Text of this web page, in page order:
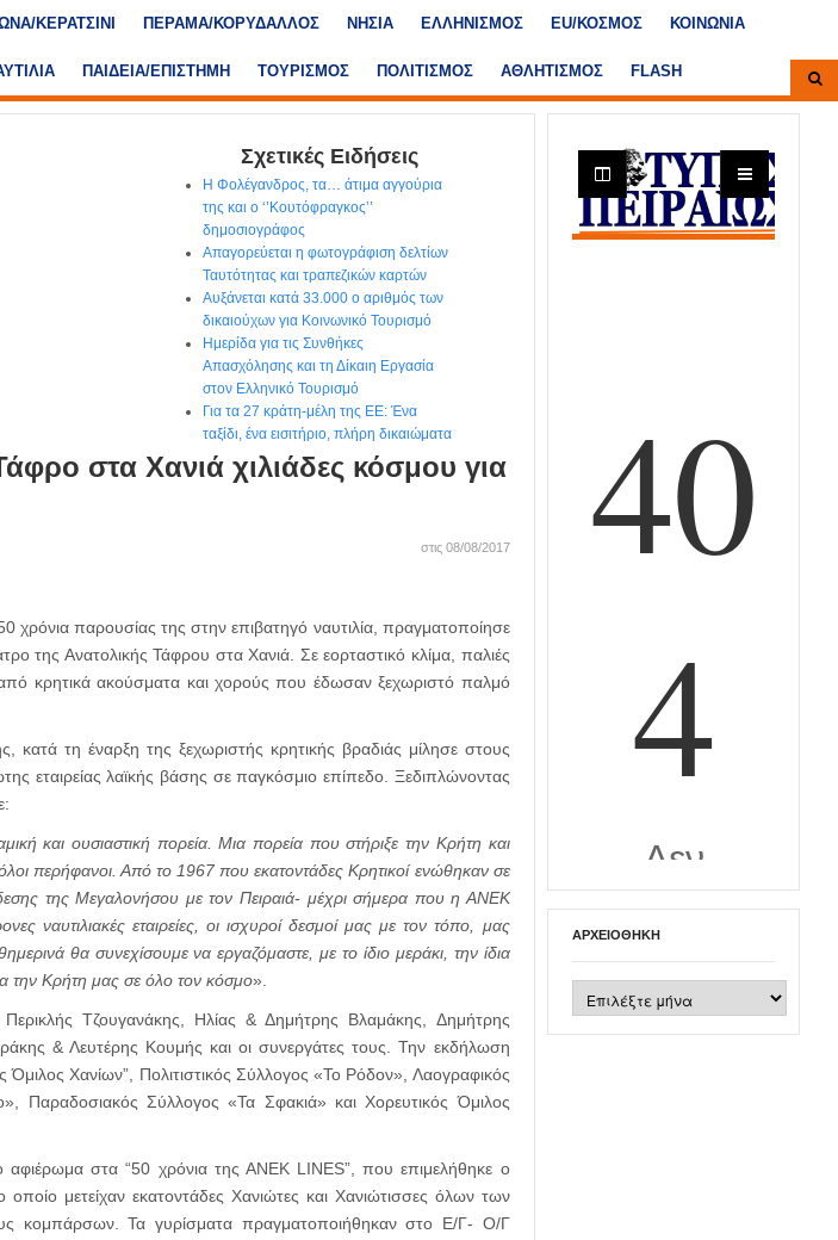
ΚΕΡΑΤΣΙΝΙ ΠΕΡΑΜΑ/ΚΟΡΥΔΑΛΛΟΣ ΝΗΣΙΑ ΕΛΛΗΝΙΣΜΟΣ ΕU/ΚΟΣΜΟΣ ΚΟΙΝΩΝΙΑ
ΠΑΙΔΕΙΑ/ΕΠΙΣΤΗΜΗ ΤΟΥΡΙΣΜΟΣ ΠΟΛΙΤΙΣΜΟΣ ΑΘΛΗΤΙΣΜΟΣ FLASH
Σχετικές Ειδήσεις
Η Φολέγανδρος, τα… άτιμα αγγούρια
της και ο ‘’Κουτόφραγκος’’
δημοσιογράφος
Απαγορεύεται η φωτογράφιση δελτίων
Ταυτότητας και τραπεζικών καρτών
Αυξάνεται κατά 33.000 ο αριθμός των
δικαιούχων για Κοινωνικό Τουρισμό
Ημερίδα για τις Συνθήκες
Απασχόλησης και τη Δίκαιη Εργασία
στον Ελληνικό Τουρισμό
Για τα 27 κράτη-μέλη της ΕΕ: Ένα
ταξίδι, ένα εισιτήριο, πλήρη δικαιώματα
στα Χανιά χιλιάδες κόσμου για
στις 08/08/2017
παρουσίας της στην επιβατηγό ναυτιλία, πραγματοποίησε
της Ανατολικής Τάφρου στα Χανιά. Σε εορταστικό κλίμα, παλιές
από κρητικά ακούσματα και χορούς που έδωσαν ξεχωριστό παλμό
τη έναρξη της ξεχωριστής κρητικής βραδιάς μίλησε στους
εταιρείας λαϊκής βάσης σε παγκόσμιο επίπεδο. Ξεδιπλώνοντας
και ουσιαστική πορεία. Μια πορεία που στήριξε την Κρήτη και
περήφανοι. Από το 1967 που εκατοντάδες Κρητικοί ενώθηκαν σε
της Μεγαλονήσου με τον Πειραιά- μέχρι σήμερα που η ΑΝΕΚ
ναυτιλιακές εταιρείες, οι ισχυροί δεσμοί μας με τον τόπο, μας
θα συνεχίσουμε να εργαζόμαστε, με το ίδιο μεράκι, την ίδια
την Κρήτη μας σε όλο τον κόσμο».
Τζουγανάκης, Ηλίας & Δημήτρης Βλαμάκης, Δημήτρης
& Λευτέρης Κουμής και οι συνεργάτες τους. Την εκδήλωση
Χανίων”, Πολιτιστικός Σύλλογος «Το Ρόδον», Λαογραφικός
Παραδοσιακός Σύλλογος «Τα Σφακιά» και Χορευτικός Όμιλος
αφιέρωμα στα “50 χρόνια της ΑΝΕΚ LINES”, που επιμελήθηκε ο
μετείχαν εκατοντάδες Χανιώτες και Χανιώτισσες όλων των
κομπάρσων. Τα γυρίσματα πραγματοποιήθηκαν στο Ε/Γ- Ο/Γ
ΑΡΧΕΙΟΘΉΚΗ